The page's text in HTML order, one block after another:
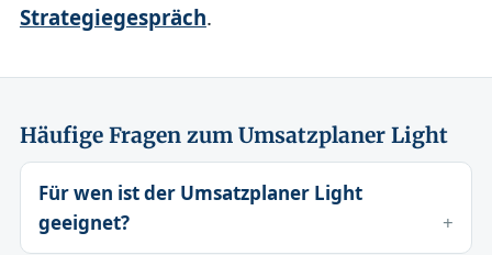
Strategiegespräch.
Häufige Fragen zum Umsatzplaner Light
Für wen ist der Umsatzplaner Light
geeignet?